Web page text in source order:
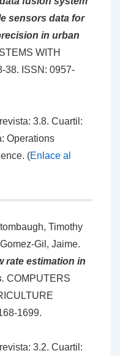
sensors data for
in urban
WITH
38. ISSN: 0957-
3.8. Cuartil:
Operations
(Enlace al
Timothy
Gil, Jaime.
rate estimation in
. COMPUTERS
1699.
3.2. Cuartil: